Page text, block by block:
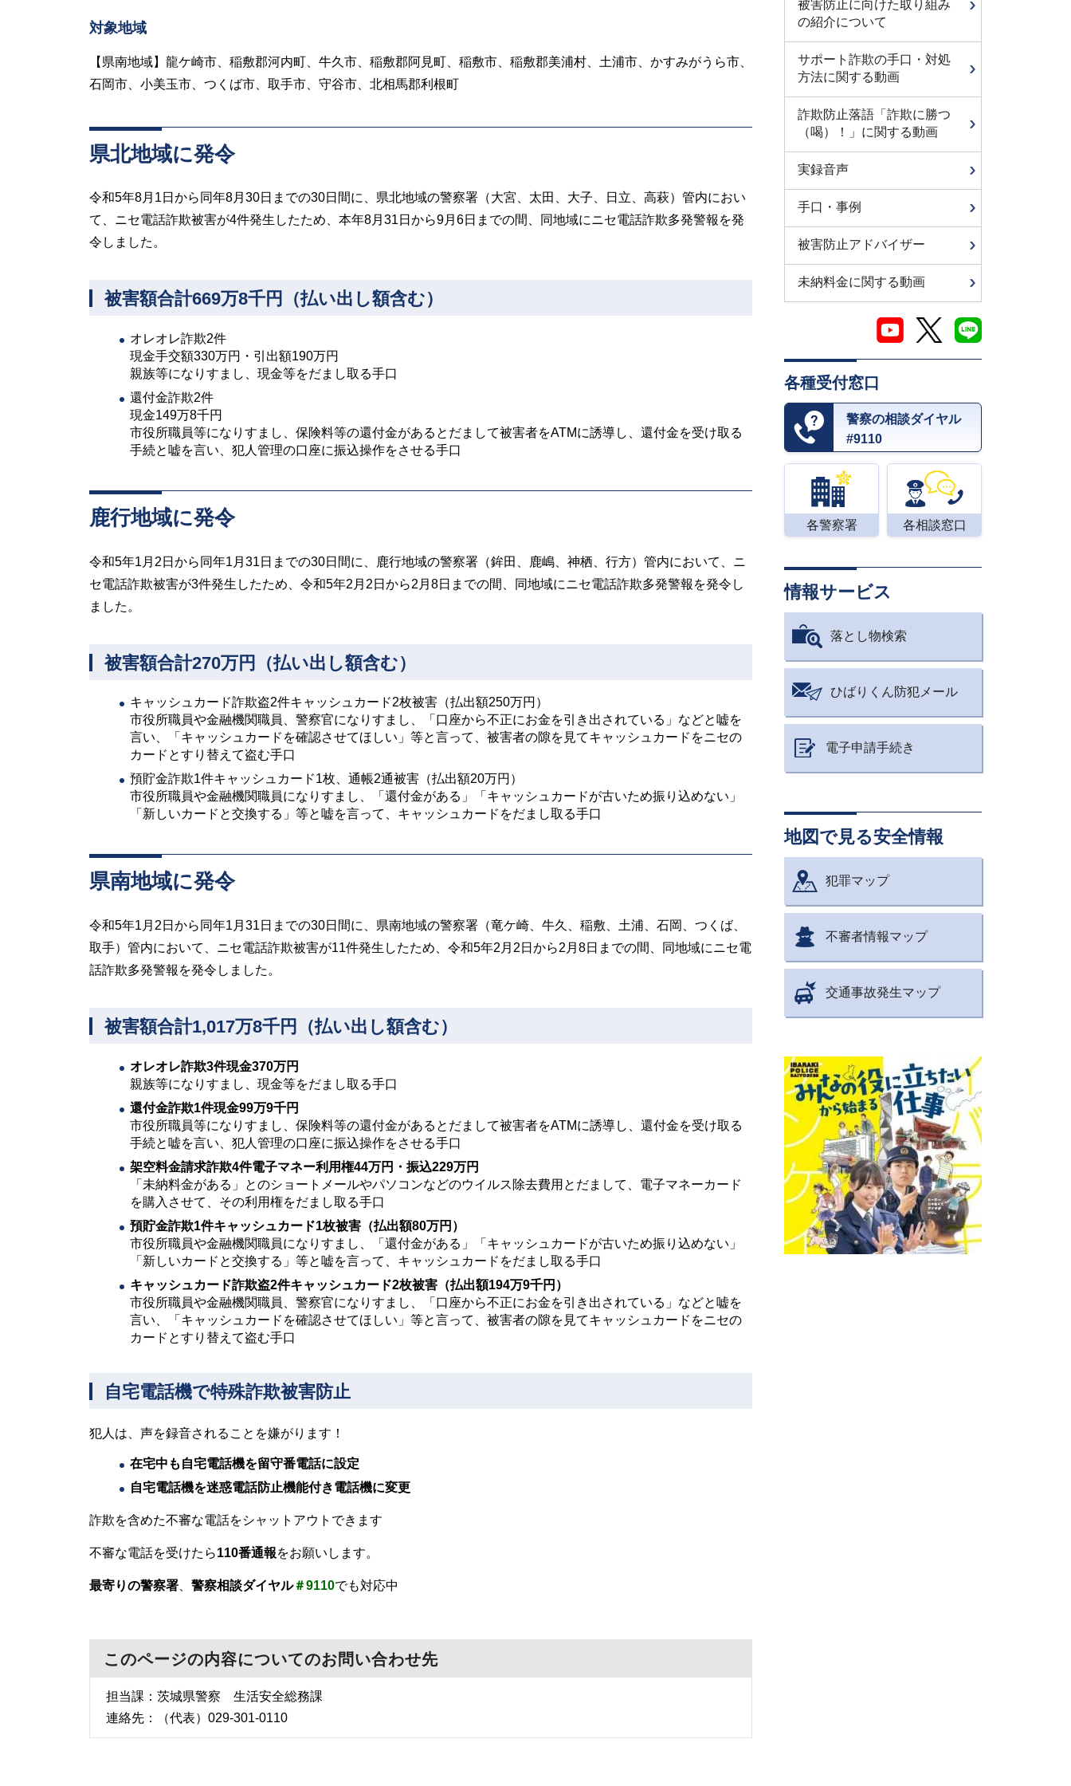
対象地域
【県南地域】龍ケ崎市、稲敷郡河内町、牛久市、稲敷郡阿見町、稲敷市、稲敷郡美浦村、土浦市、かすみがうら市、
石岡市、小美玉市、つくば市、取手市、守谷市、北相馬郡利根町
県北地域に発令
令和5年8月1日から同年8月30日までの30日間に、県北地域の警察署（大宮、太田、大子、日立、高萩）管内におい
て、ニセ電話詐欺被害が4件発生したため、本年8月31日から9月6日までの間、同地域にニセ電話詐欺多発警報を発
令しました。
被害額合計669万8千円（払い出し額含む）
オレオレ詐欺2件
現金手交額330万円・引出額190万円
親族等になりすまし、現金等をだまし取る手口
還付金詐欺2件
現金149万8千円
市役所職員等になりすまし、保険料等の還付金があるとだまして被害者をATMに誘導し、還付金を受け取る
手続と嘘を言い、犯人管理の口座に振込操作をさせる手口
鹿行地域に発令
令和5年1月2日から同年1月31日までの30日間に、鹿行地域の警察署（鉾田、鹿嶋、神栖、行方）管内において、ニ
セ電話詐欺被害が3件発生したため、令和5年2月2日から2月8日までの間、同地域にニセ電話詐欺多発警報を発令し
ました。
被害額合計270万円（払い出し額含む）
キャッシュカード詐欺盗2件キャッシュカード2枚被害（払出額250万円）
市役所職員や⾦融機関職員、警察官になりすまし、「口座から不正にお⾦を引き出されている」などと嘘を
言い、「キャッシュカードを確認させてほしい」等と言って、被害者の隙を見てキャッシュカードをニセの
カードとすり替えて盗む手口
預貯金詐欺1件キャッシュカード1枚、通帳2通被害（払出額20万円）
市役所職員や⾦融機関職員になりすまし、「還付⾦がある」「キャッシュカードが古いため振り込めない」
「新しいカードと交換する」等と嘘を言って、キャッシュカードをだまし取る手口
県南地域に発令
令和5年1月2日から同年1月31日までの30日間に、県南地域の警察署（竜ケ崎、牛久、稲敷、土浦、石岡、つくば、
取手）管内において、ニセ電話詐欺被害が11件発生したため、令和5年2月2日から2月8日までの間、同地域にニセ電
話詐欺多発警報を発令しました。
被害額合計1,017万8千円（払い出し額含む）
オレオレ詐欺3件現金370万円
親族等になりすまし、現⾦等をだまし取る手⼝
還付⾦詐欺1件現金99万9千円
市役所職員等になりすまし、保険料等の還付⾦があるとだまして被害者をATMに誘導し、還付金を受け取る
手続と嘘を言い、犯人管理の口座に振込操作をさせる手口
架空料金請求詐欺4件電⼦マネー利⽤権44万円・振込229万円
「未納料金がある」とのショートメールやパソコンなどのウイルス除去費用とだまして、電子マネーカード
を購入させて、その利用権をだまし取る手口
預貯金詐欺1件キャッシュカード1枚被害（払出額80万円）
市役所職員や⾦融機関職員になりすまし、「還付金がある」「キャッシュカードが古いため振り込めない」
「新しいカードと交換する」等と嘘を言って、キャッシュカードをだまし取る手口
キャッシュカード詐欺盗2件キャッシュカード2枚被害（払出額194万9千円）
市役所職員や金融機関職員、警察官になりすまし、「口座から不正にお金を引き出されている」などと嘘を
言い、「キャッシュカードを確認させてほしい」等と言って、被害者の隙を見てキャッシュカードをニセの
カードとすり替えて盗む手口
自宅電話機で特殊詐欺被害防止
犯人は、声を録音されることを嫌がります！
在宅中も自宅電話機を留守番電話に設定
自宅電話機を迷惑電話防止機能付き電話機に変更
詐欺を含めた不審な電話をシャットアウトできます
不審な電話を受けたら110番通報をお願いします。
最寄りの警察署 警察相談ダイヤル＃9110でも対応中
このページの内容についてのお問い合わせ先
担当課：茨城県警察
生活安全総務課
連絡先：（代表）029-301-0110
被害防止に向けた取り組み
の紹介について
サポート詐欺の手口・対処
方法に関する動画
詐欺防止落語「詐欺に勝つ
（喝）！」に関する動画
実録音声
手口・事例
被害防止アドバイザー
未納料金に関する動画
各種受付窓口
警察の相談ダイヤル
#9110
各警察署 各相談窓口
情報サービス
落とし物検索
ひばりくん防犯メール
電子申請手続き
地図で見る安全情報
犯罪マップ
不審者情報マップ
交通事故発生マップ